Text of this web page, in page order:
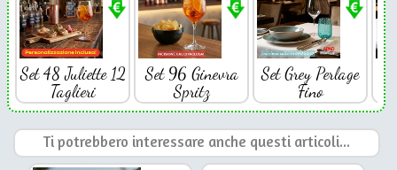
Set 48 Juliette 12
Taglieri
Set 96 Ginevra
Spritz
Set Grey Perlage
Fino
Ti potrebbero interessare anche questi articoli...